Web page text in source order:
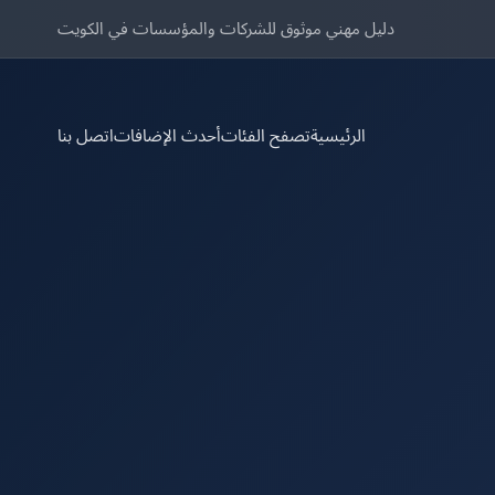
دليل مهني موثوق للشركات والمؤسسات في الكويت
الرئيسيةتصفح الفئاتأحدث الإضافاتاتصل بنا